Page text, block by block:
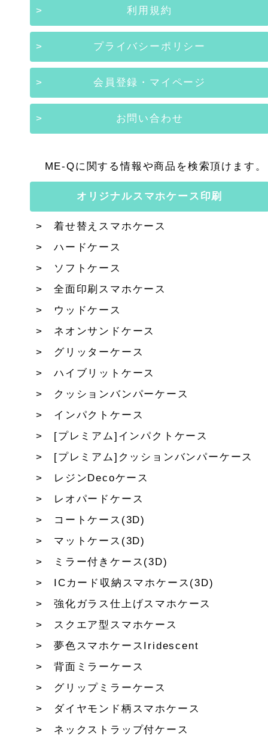
利用規約
プライバシーポリシー
会員登録・マイページ
お問い合わせ
ME-Qに関する情報や商品を検索頂けます。
オリジナルスマホケース印刷
着せ替えスマホケース
ハードケース
ソフトケース
全面印刷スマホケース
ウッドケース
ネオンサンドケース
グリッターケース
ハイブリットケース
クッションバンパーケース
インパクトケース
[プレミアム]インパクトケース
[プレミアム]クッションバンパーケース
レジンDecoケース
レオパードケース
コートケース(3D)
マットケース(3D)
ミラー付きケース(3D)
ICカード収納スマホケース(3D)
強化ガラス仕上げスマホケース
スクエア型スマホケース
夢色スマホケースIridescent
背面ミラーケース
グリップミラーケース
ダイヤモンド柄スマホケース
ネックストラップ付ケース